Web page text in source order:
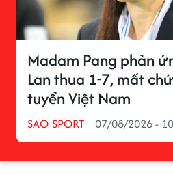
Madam Pang phản
Lan thua 1-7, mất
tuyển Việt Nam
SAO SPORT 07/08/2026 -